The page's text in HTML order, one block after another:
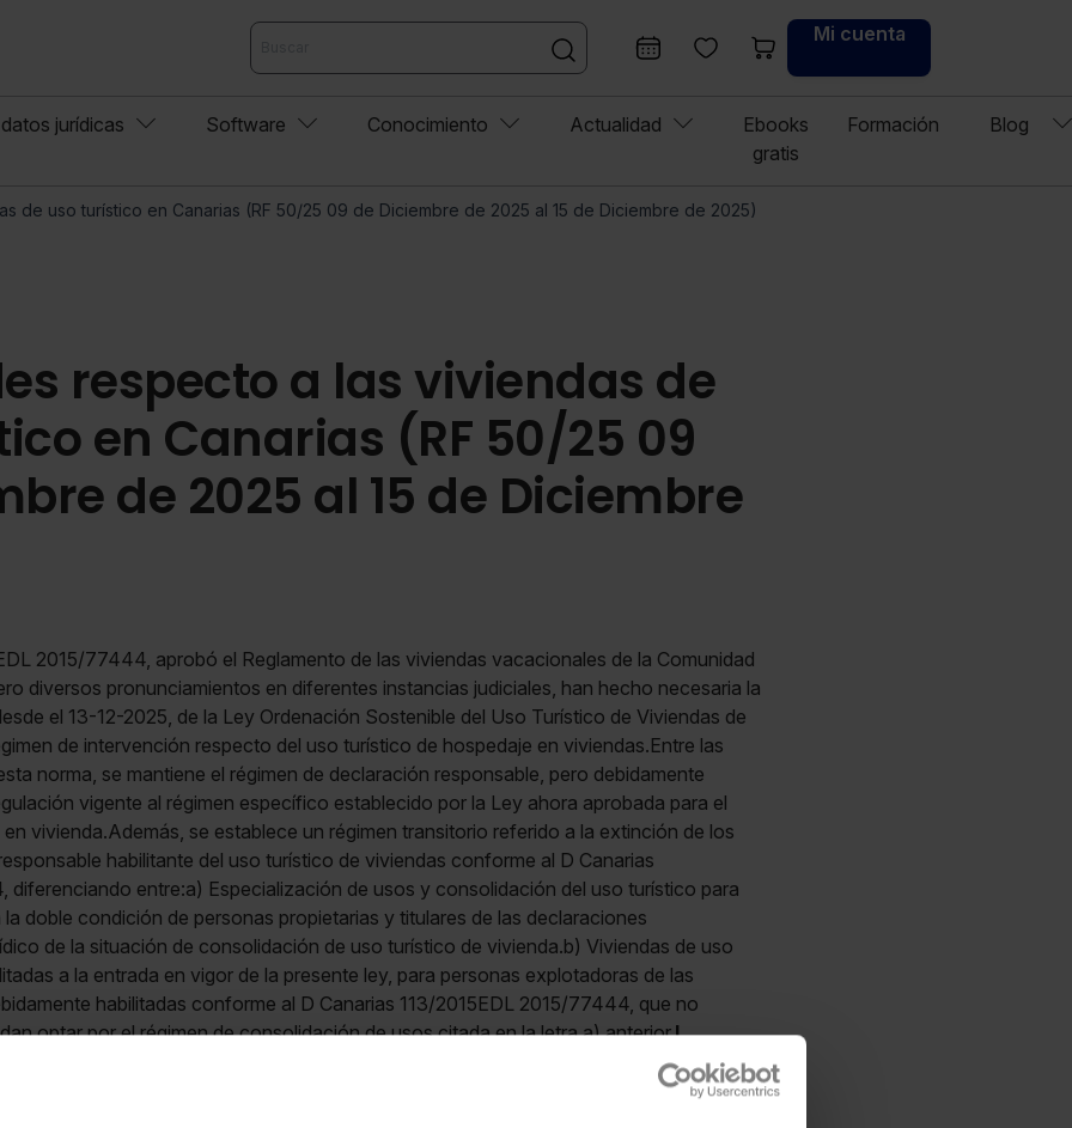
Mi cuenta
jurídicas Software Conocimiento Actualidad
Ebooks
gratis
Formación Blog
de uso turístico en Canarias (RF 50/25 09 de Diciembre de 2025 al 15 de Diciembre de 2025)
respecto a las viviendas de
en Canarias (RF 50/25 09
de 2025 al 15 de Diciembre
2015/77444, aprobó el Reglamento de las viviendas vacacionales de la Comunidad
diversos pronunciamientos en diferentes instancias judiciales, han hecho necesaria la
el 13-12-2025, de la Ley Ordenación Sostenible del Uso Turístico de Viviendas de
de intervención respecto del uso turístico de hospedaje en viviendas.Entre las
norma, se mantiene el régimen de declaración responsable, pero debidamente
vigente al régimen específico establecido por la Ley ahora aprobada para el
vivienda.Además, se establece un régimen transitorio referido a la extinción de los
habilitante del uso turístico de viviendas conforme al D Canarias
diferenciando entre:a) Especialización de usos y consolidación del uso turístico para
doble condición de personas propietarias y titulares de las declaraciones
de la situación de consolidación de uso turístico de vivienda.b) Viviendas de uso
a la entrada en vigor de la presente ley, para personas explotadoras de las
habilitadas conforme al D Canarias 113/2015EDL 2015/77444, que no
optar por el régimen de consolidación de usos citada en la letra a) anterior.L
12-12-25
las disposiciones del mismo o
lo establecido en ella. En particular, quedan derogados aquellos preceptos del